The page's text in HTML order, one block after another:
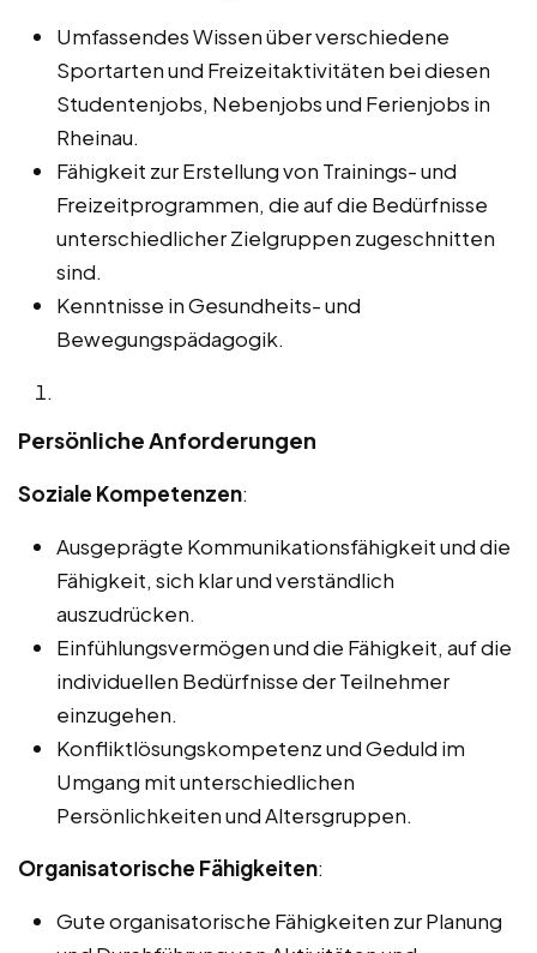
Umfassendes Wissen über verschiedene
Sportarten und Freizeitaktivitäten bei diesen
Studentenjobs, Nebenjobs und Ferienjobs in
Rheinau.
Fähigkeit zur Erstellung von Trainings- und
Freizeitprogrammen, die auf die Bedürfnisse
unterschiedlicher Zielgruppen zugeschnitten
sind.
Kenntnisse in Gesundheits- und
Bewegungspädagogik.
Persönliche Anforderungen
Soziale Kompetenzen:
Ausgeprägte Kommunikationsfähigkeit und die
Fähigkeit, sich klar und verständlich
auszudrücken.
Einfühlungsvermögen und die Fähigkeit, auf die
individuellen Bedürfnisse der Teilnehmer
einzugehen.
Konfliktlösungskompetenz und Geduld im
Umgang mit unterschiedlichen
Persönlichkeiten und Altersgruppen.
Organisatorische Fähigkeiten:
Gute organisatorische Fähigkeiten zur Planung